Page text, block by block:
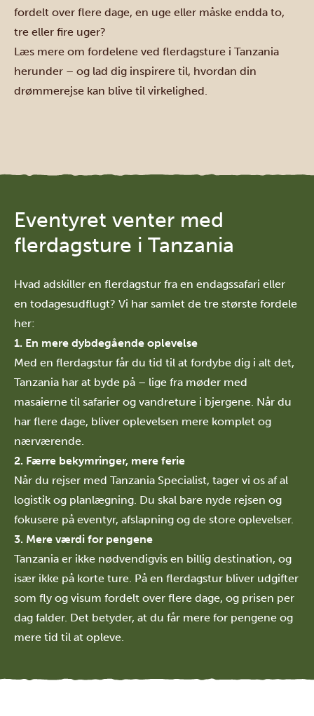
fordelt over flere dage, en uge eller måske endda to,
tre eller fire uger?
Læs mere om fordelene ved flerdagsture i Tanzania
herunder – og lad dig inspirere til, hvordan din
drømmerejse kan blive til virkelighed.
Eventyret venter med
flerdagsture i Tanzania
Hvad adskiller en flerdagstur fra en endagssafari eller
en todagesudflugt? Vi har samlet de tre største fordele
her:
1. En mere dybdegående oplevelse
Med en flerdagstur får du tid til at fordybe dig i alt det,
Tanzania har at byde på – lige fra møder med
masaierne til safarier og vandreture i bjergene. Når du
har flere dage, bliver oplevelsen mere komplet og
nærværende.
2. Færre bekymringer, mere ferie
Når du rejser med Tanzania Specialist, tager vi os af al
logistik og planlægning. Du skal bare nyde rejsen og
fokusere på eventyr, afslapning og de store oplevelser.
3. Mere værdi for pengene
Tanzania er ikke nødvendigvis en billig destination, og
især ikke på korte ture. På en flerdagstur bliver udgifter
som fly og visum fordelt over flere dage, og prisen per
dag falder. Det betyder, at du får mere for pengene og
mere tid til at opleve.